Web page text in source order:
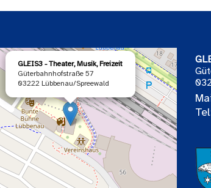
GLEIS3 - Theater, Musik, Freizeit
Güterbahnhofstraße 57
03222 Lübbenau/Spreewald